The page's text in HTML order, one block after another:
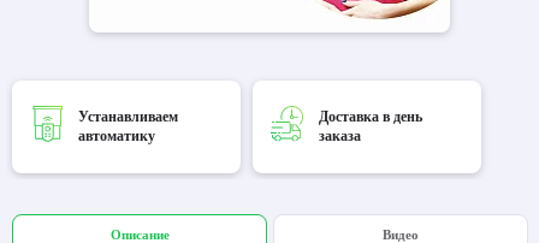
Устанавливаем
автоматику
Доставка в день
заказа
Описание Видео